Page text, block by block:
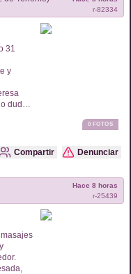
r-82334
31
y
dudes
una
0 FOTOS
Compartir Denunciar
r-25439
Hace 8 horas